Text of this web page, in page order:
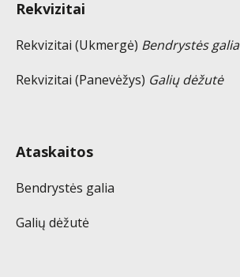
Rekvizitai
Rekvizitai (Ukmergė) Bendrystės galia
Rekvizitai (Panevėžys) Galių dėžutė
Ataskaitos
Bendrystės galia
Galių dėžutė